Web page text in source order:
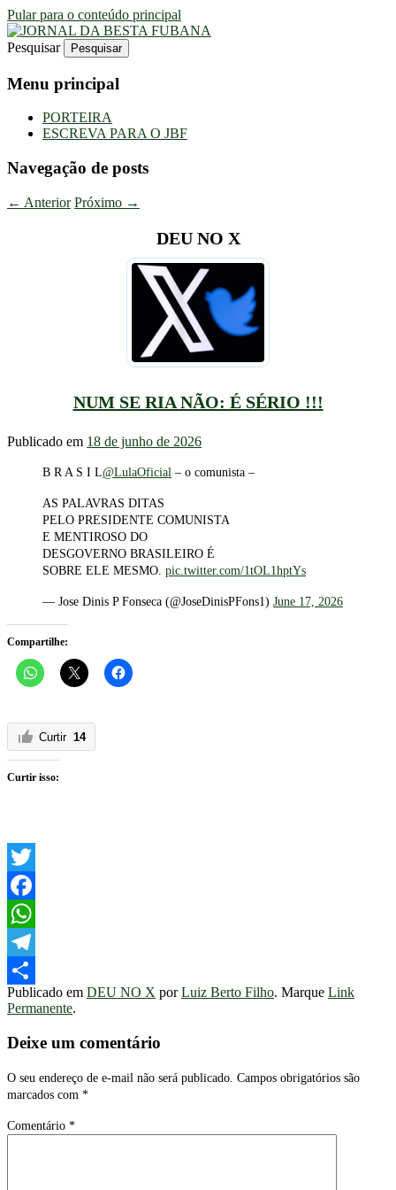
Pular para o conteúdo principal
JORNAL DA BESTA FUBANA
Uma Gazeta Escrota
Pesquisar
Menu principal
PORTEIRA
ESCREVA PARA O JBF
Navegação de posts
← Anterior Próximo →
DEU NO X
NUM SE RIA NÃO: É SÉRIO !!!
Publicado em 18 de junho de 2026
B R A S I L@LulaOficial – o comunista –
AS PALAVRAS DITAS
PELO PRESIDENTE COMUNISTA
E MENTIROSO DO
DESGOVERNO BRASILEIRO É
SOBRE ELE MESMO. pic.twitter.com/1tOL1hptYs
— Jose Dinis P Fonseca (@JoseDinisPFons1) June 17, 2026
Compartilhe:
Curtir 14
Curtir isso:
Twitter
Facebook
WhatsApp
Telegram
Share
Publicado em DEU NO X porLuiz Berto Filho. Marque Link
Permanente.
Deixe um comentário
O seu endereço de e-mail não será publicado. Campos obrigatórios são
marcados com *
Comentário *